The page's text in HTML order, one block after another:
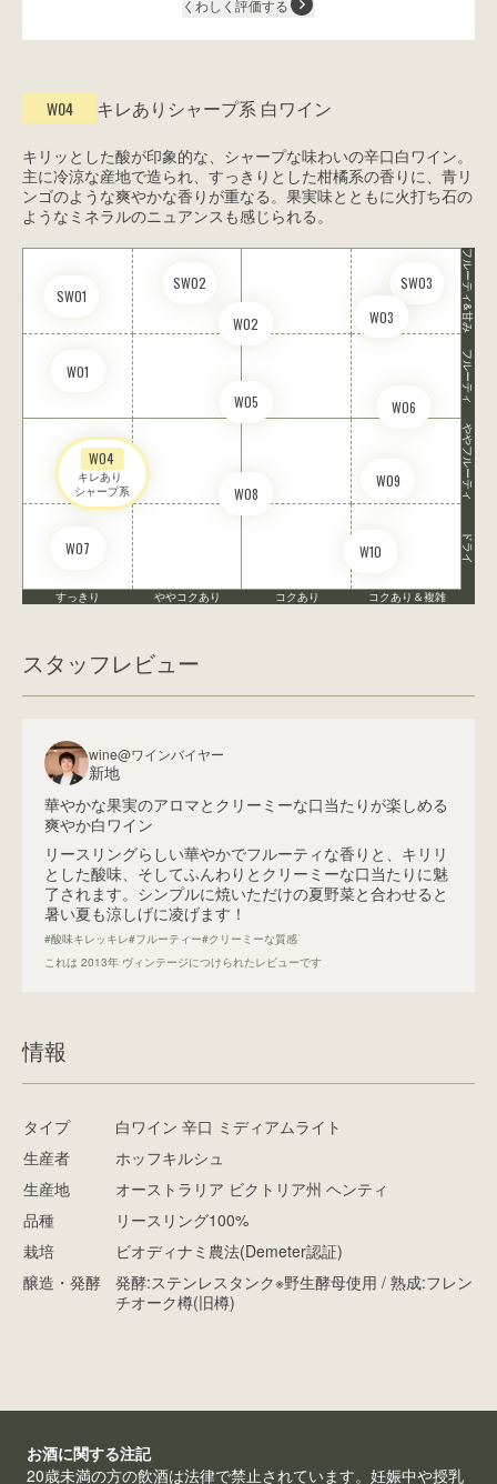
くわしく評価する
W04 キレありシャープ系 白ワイン
キリッとした酸が印象的な、シャープな味わいの辛口白ワイン。
主に冷涼な産地で造られ、すっきりとした柑橘系の香りに、青リ
ンゴのような爽やかな香りが重なる。果実味とともに火打ち石の
ようなミネラルのニュアンスも感じられる。
SW01
SW02 SW03
W01
W02 W03
W04
キレあり
シャープ系
W05 W06
W07
W08
W09
W10
フルーティ&甘み
フルーティ
ややフルーティ
ドライ
すっきり ややコクあり コクあり コクあり＆複雑
スタッフレビュー
wine@ワインバイヤー
新地
華やかな果実のアロマとクリーミーな口当たりが楽しめる
爽やか白ワイン
リースリングらしい華やかでフルーティな香りと、キリリ
とした酸味、そしてふんわりとクリーミーな口当たりに魅
了されます。シンプルに焼いただけの夏野菜と合わせると
暑い夏も涼しげに凌げます！
#酸味キレッキレ#フルーティー#クリーミーな質感
これは 2013年 ヴィンテージにつけられたレビューです
情報
タイプ
白ワイン 辛口 ミディアムライト
生産者
ホッフキルシュ
生産地
オーストラリア ビクトリア州 ヘンティ
品種
リースリング100%
栽培
ビオディナミ農法(Demeter認証)
醸造・発酵
発酵:ステンレスタンク※野生酵母使用 / 熟成:フレン
チオーク樽(旧樽)
お酒に関する注記
20歳未満の方の飲酒は法律で禁止されています。妊娠中や授乳